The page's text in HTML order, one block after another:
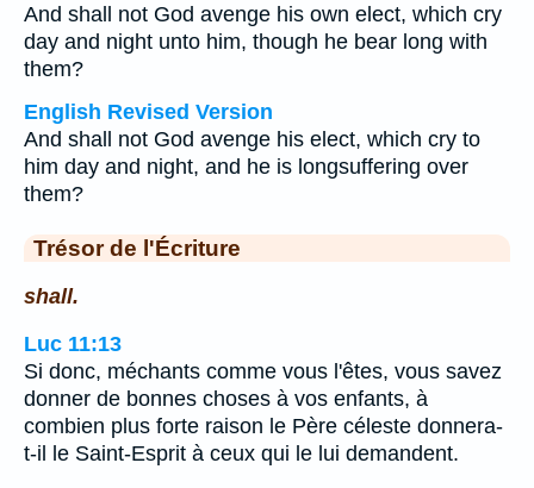
And shall not God avenge his own elect, which cry
day and night unto him, though he bear long with
them?
English Revised Version
And shall not God avenge his elect, which cry to
him day and night, and he is longsuffering over
them?
Trésor de l'Écriture
shall.
Luc 11:13
Si donc, méchants comme vous l'êtes, vous savez
donner de bonnes choses à vos enfants, à
combien plus forte raison le Père céleste donnera-
t-il le Saint-Esprit à ceux qui le lui demandent.